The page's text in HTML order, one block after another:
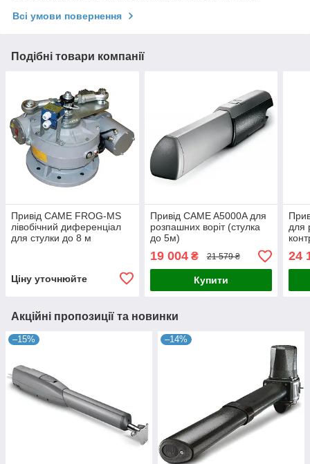
Всі умови повернення
Подібні товари компанії
Привід CAME FROG-MS
лівобічний диференціал
для стулки до 8 м
Ціну уточнюйте
Привід CAME A5000A для
розпашних воріт (стулка
до 5м)
19 004₴ 21 579 ₴
Купити
для
до
24
Акційні пропозиції та новинки
–15% –14%